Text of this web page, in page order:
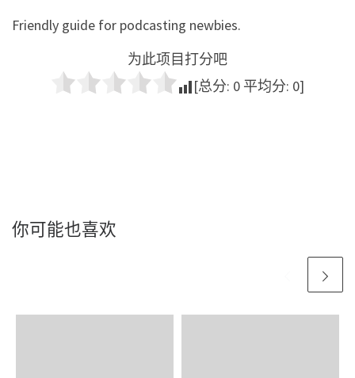
Friendly guide for podcasting newbies.
为此项目打分吧
[总分: 0 平均分: 0]
你可能也喜欢